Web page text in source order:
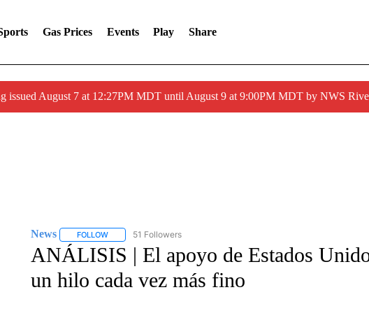
Gas Prices Events Play Share
issued August 7 at 12:27PM MDT until August 9 at 9:00PM MDT by NWS
News FOLLOWFOLLOW "NEWS" TO RECEIVE NOTIFICATIONS ABOUT NEW PAGES ON
51 Followers
ANÁLISIS | El apoyo de Estados
un hilo cada vez más fino